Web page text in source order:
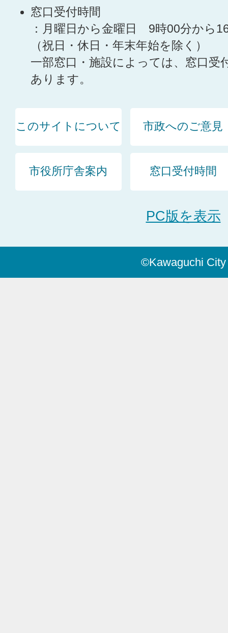
窓口受付時間
：月曜日から金曜日 9時00分から
（祝日・休日・年末年始を除く）
一部窓口・施設によっては、窓口受
あります。
このサイトについて 市政へのご意見
市役所庁舎案内 窓口受付時間
PC版を表示
©Kawaguchi City